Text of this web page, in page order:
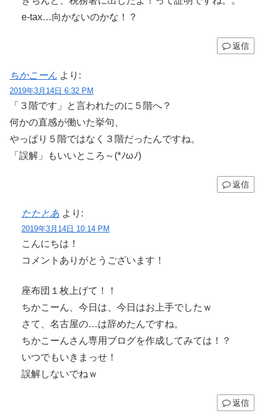
e-tax…向かないのかな！？
返信
ちかこーん より:
2019年3月14日 6:32 PM
「３階です」と言われたのに５階へ？
何かの直感が働いた挙句、
やっぱり５階ではなく３階だったんですね。
「誤解」もいいところ～(*ﾉωﾉ)
返信
たたとあ より:
2019年3月14日 10:14 PM
こんにちは！
コメントありがとうございます！
座布団１枚上げて！！
ちかこーん、今日は、今日はお上手でしたｗ
さて、名古屋の…は辞めたんですね。
ちかこーんさん専用ブログを作成してみては！？
いつでもいきまっせ！
誤解しないでねｗ
返信